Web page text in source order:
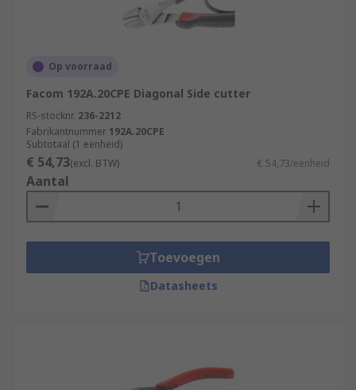
Op voorraad
Facom 192A.20CPE Diagonal Side cutter
RS-stocknr. 236-2212
Fabrikantnummer 192A.20CPE
Subtotaal (1 eenheid)
€ 54,73(excl. BTW) € 54,73/eenheid
Aantal
Toevoegen
Datasheets